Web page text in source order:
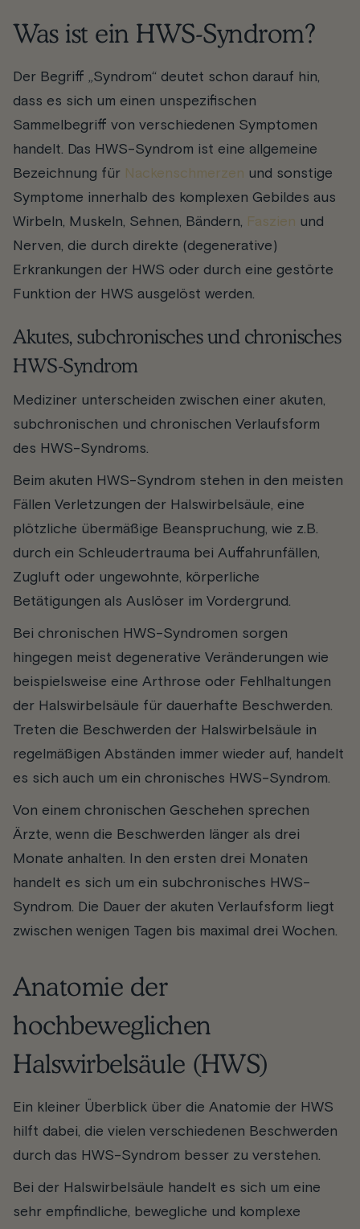
Was ist ein HWS-Syndrom?
Der Begriff „Syndrom“ deutet schon darauf hin,
dass es sich um einen unspezifischen
Sammelbegriff von verschiedenen Symptomen
handelt. Das HWS-Syndrom ist eine allgemeine
Bezeichnung für Nackenschmerzen und sonstige
Symptome innerhalb des komplexen Gebildes aus
Wirbeln, Muskeln, Sehnen, Bändern, Faszien und
Nerven, die durch direkte (degenerative)
Erkrankungen der HWS oder durch eine gestörte
Funktion der HWS ausgelöst werden.
Akutes, subchronisches und chronisches
HWS-Syndrom
Mediziner unterscheiden zwischen einer akuten,
subchronischen und chronischen Verlaufsform
des HWS-Syndroms.
Beimakuten HWS-Syndrom stehen in den meisten
Fällen Verletzungen der Halswirbelsäule, eine
plötzliche übermäßige Beanspruchung, wie z.B.
durch ein Schleudertrauma bei Auffahrunfällen,
Zugluft oder ungewohnte, körperliche
Betätigungen als Auslöser im Vordergrund.
Beichronischen HWS-Syndromen sorgen
hingegen meist degenerative Veränderungen wie
beispielsweise eine Arthrose oder Fehlhaltungen
der Halswirbelsäule für dauerhafte Beschwerden.
Treten die Beschwerden der Halswirbelsäule in
regelmäßigen Abständen immer wieder auf, handelt
es sich auch um ein chronisches HWS-Syndrom.
Von einem chronischen Geschehen sprechen
Ärzte, wenn die Beschwerden länger als drei
Monate anhalten. In den ersten drei Monaten
handelt es sich um ein subchronisches HWS-
Syndrom. Die Dauer der akuten Verlaufsform liegt
zwischen wenigen Tagen bis maximal drei Wochen.
Anatomie der
hochbeweglichen
Halswirbelsäule (HWS)
Ein kleiner Überblick über die Anatomie der HWS
hilft dabei, die vielen verschiedenen Beschwerden
durch das HWS-Syndrom besser zu verstehen.
Bei der Halswirbelsäule handelt es sich um eine
sehr empfindliche, bewegliche und komplexe